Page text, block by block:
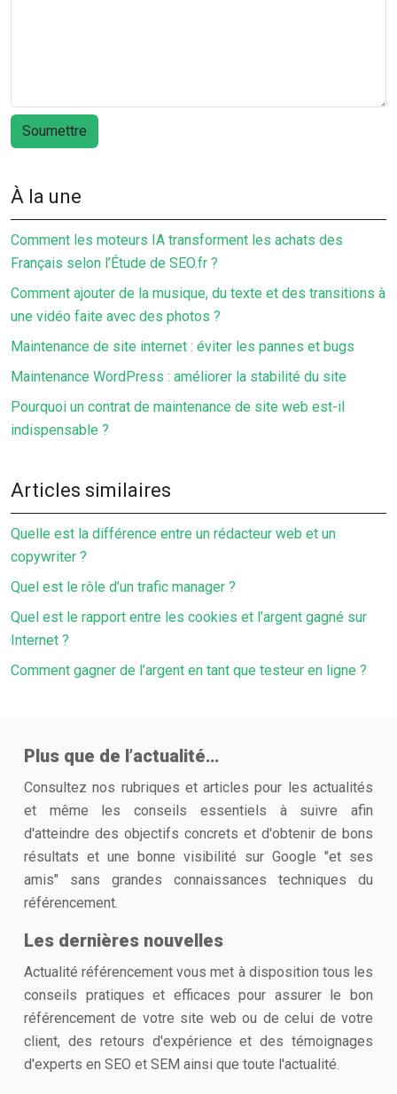
À la une
Comment les moteurs IA transforment les achats des
Français selon l’Étude de SEO.fr ?
Comment ajouter de la musique, du texte et des transitions à
une vidéo faite avec des photos ?
Maintenance de site internet : éviter les pannes et bugs
Maintenance WordPress : améliorer la stabilité du site
Pourquoi un contrat de maintenance de site web est-il
indispensable ?
Articles similaires
Quelle est la différence entre un rédacteur web et un
copywriter ?
Quel est le rôle d’un trafic manager ?
Quel est le rapport entre les cookies et l’argent gagné sur
Internet ?
Comment gagner de l’argent en tant que testeur en ligne ?
Plus que de l’actualité…
Consultez nos rubriques et articles pour les actualités
et même les conseils essentiels à suivre afin
d'atteindre des objectifs concrets et d'obtenir de bons
résultats et une bonne visibilité sur Google "et ses
amis" sans grandes connaissances techniques du
référencement.
Les dernières nouvelles
Actualité référencement vous met à disposition tous les
conseils pratiques et efficaces pour assurer le bon
référencement de votre site web ou de celui de votre
client, des retours d'expérience et des témoignages
d'experts en SEO et SEM ainsi que toute l'actualité.